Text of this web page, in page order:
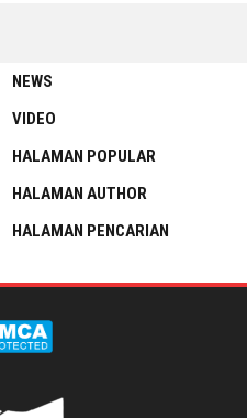
NEWS
VIDEO
HALAMAN POPULAR
HALAMAN AUTHOR
HALAMAN PENCARIAN